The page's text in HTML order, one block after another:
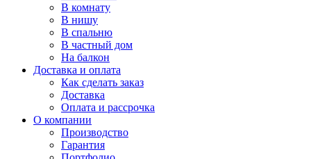
В комнату
В нишу
В спальню
В частный дом
На балкон
Доставка и оплата
Как сделать заказ
Доставка
Оплата и рассрочка
О компании
Производство
Гарантия